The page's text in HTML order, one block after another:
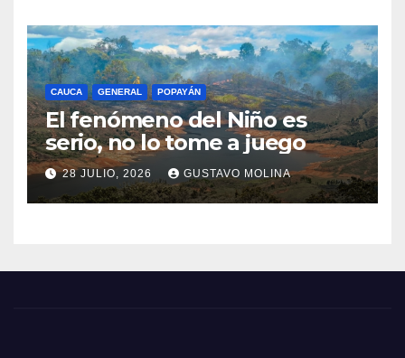
CAUCA GENERAL POPAYÁN
El fenómeno del Niño es
serio, no lo tome a juego
28 JULIO, 2026 GUSTAVO MOLINA